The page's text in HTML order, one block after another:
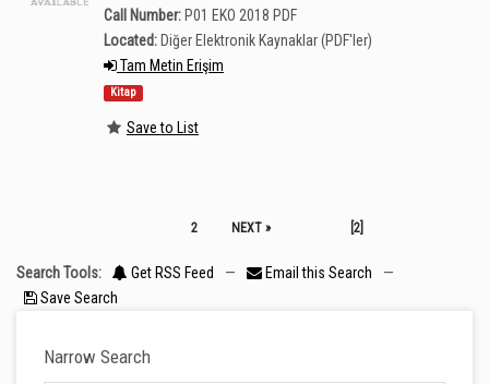
Call Number: P01 EKO 2018 PDF
Located: Diğer Elektronik Kaynaklar (PDF'ler)
Tam Metin Erişim
Kitap
Save to List
2 NEXT » [2]
Search Tools: Get RSS Feed — Email this Search
—
Save Search
Narrow Search